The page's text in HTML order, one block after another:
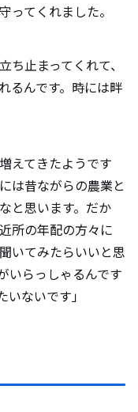
ってくれました。
ち止まってくれて、
るんです。時には畔
えてきたようです
は昔ながらの農業と
と思います。だか
所の年配の方々に
いてみたらいいと思
いらっしゃるんです
ないです」